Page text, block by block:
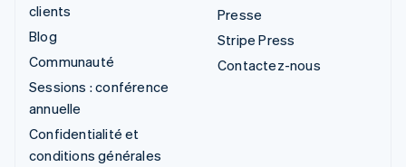
clients
Blog
Communauté
Sessions : conférence
annuelle
Confidentialité et
conditions générales
Presse
Stripe Press
Contactez-nous